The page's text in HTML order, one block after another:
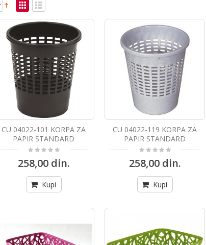
CU 04022-101 KORPA ZA
PAPIR STANDARD
258,00 din.
Kupi
CU 04022-119 KORPA ZA
PAPIR STANDARD
258,00 din.
Kupi